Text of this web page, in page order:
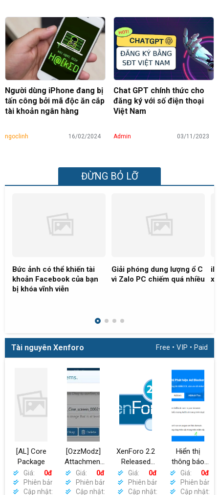
ngoclinh 16/02/2024
Người dùng iPhone đang bị
tấn công bởi mã độc ăn cắp
tài khoản ngân hàng
Admin 03/11/2023
Chat GPT chính thức cho
đăng ký với số điện thoại
Việt Nam
ĐỪNG BỎ LỠ
Bức ảnh có thể khiến tài
khoản Facebook của bạn
bị khóa vĩnh viễn
Giải phóng dung lượng ổ C
vì Zalo PC chiếm quá nhiều
Tài nguyên Xenforo Free • VIP • Paid
[AL] Core
Package
Giá
0đ
Phiên bản
1.7.1
Cập nhật
01/06/2026
[OzzModz]
Attachment
Constraints
Permissions
Giá
0đ
Phiên bản
1.2.1
Cập nhật
01/06/2026
XenForo 2.2
Released
Upgrade |
Xenforo 2.2
Nulled
Giá
0đ
Phiên bản
2.2.16 Patch 1
Cập nhật
07/06/2024
Hiển thị
thông báo
phát hiện
adblock cho
XenForo 2
Giá
0đ
Phiên bản
Cập nhật